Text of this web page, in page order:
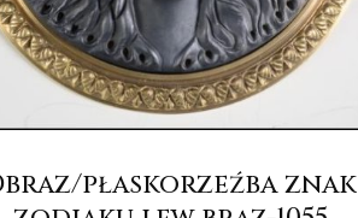
płaskorzeźba znak